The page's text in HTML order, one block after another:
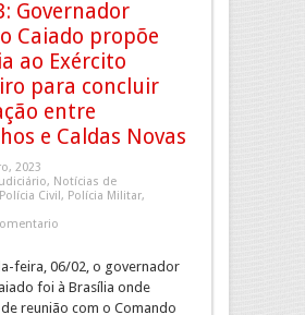
Governador
Caiado propõe
ao Exército
para concluir
entre
e Caldas Novas
2023
, Notícias de
Polícia Civil, Polícia Militar,
feira, 06/02, o governador
foi à Brasília onde
reunião com o Comando